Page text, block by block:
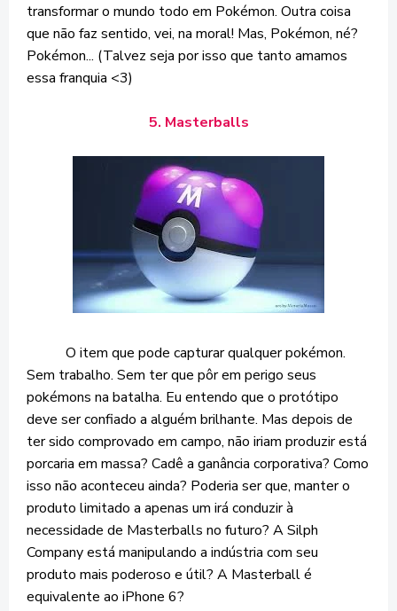
transformar o mundo todo em Pokémon. Outra coisa
que não faz sentido, vei, na moral! Mas, Pokémon, né?
Pokémon... (Talvez seja por isso que tanto amamos
essa franquia <3)
5. Masterballs
O item que pode capturar qualquer pokémon.
Sem trabalho. Sem ter que pôr em perigo seus
pokémons na batalha. Eu entendo que o protótipo
deve ser confiado a alguém brilhante. Mas depois de
ter sido comprovado em campo, não iriam produzir está
porcaria em massa? Cadê a ganância corporativa? Como
isso não aconteceu ainda? Poderia ser que, manter o
produto limitado a apenas um irá conduzir à
necessidade de Masterballs no futuro? A Silph
Company está manipulando a indústria com seu
produto mais poderoso e útil? A Masterball é
equivalente ao iPhone 6?